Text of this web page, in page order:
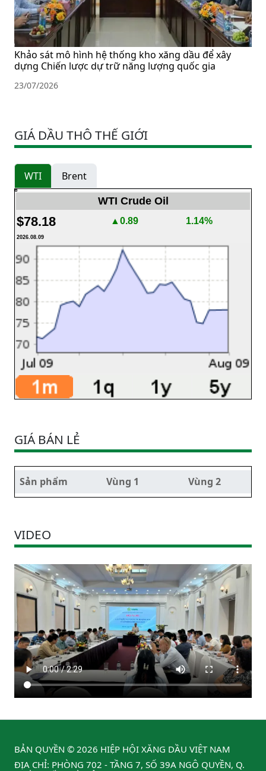
Khảo sát mô hình hệ thống kho xăng dầu để xây
dựng Chiến lược dự trữ năng lượng quốc gia
23/07/2026
GIÁ DẦU THÔ THẾ GIỚI
WTI Brent
WTI Crude Oil
$78.18 ▲0.89 1.14%
2026.08.09
GIÁ BÁN LẺ
Sản phẩm Vùng 1 Vùng 2
VIDEO
BẢN QUYỀN © 2026 HIỆP HỘI XĂNG DẦU VIỆT NAM
ĐỊA CHỈ: PHÒNG 702 - TẦNG 7, SỐ 39A NGÔ QUYỀN, Q.